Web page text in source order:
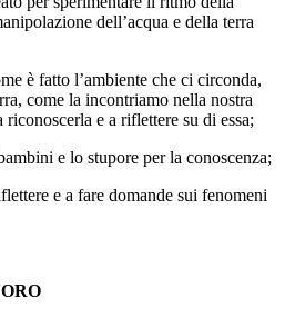
dell’acqua e della terra
è fatto l’ambiente che ci circonda,
come la incontriamo nella nostra
e a riflettere su di essa;
e lo stupore per la conoscenza;
e a fare domande sui fenomeni